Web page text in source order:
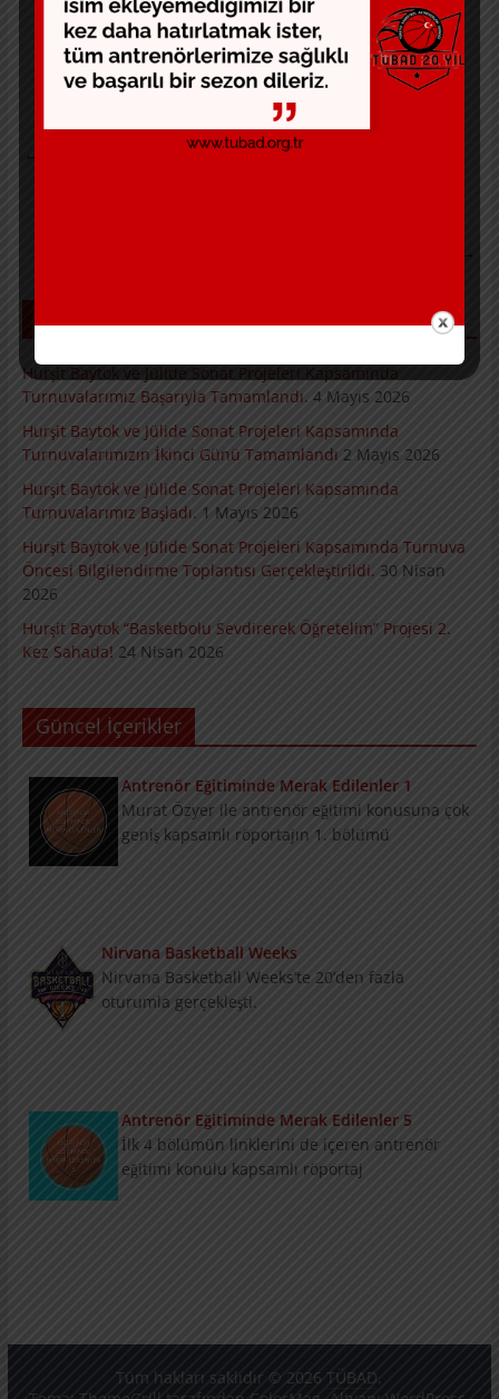
İlk toplantı tarihi sosyal medya hesaplarımızdan
duyurulacak
← Hayri Solmaz (Mart 2004)
→
Hurşit Baytok ve Jülide Sonat Projeleri Kapsamında
Turnuvalarımız Başarıyla Tamamlandı. 4 Mayıs 2026
Hurşit Baytok ve Jülide Sonat Projeleri Kapsamında
Turnuvalarımızın İkinci Günü Tamamlandı 2 Mayıs 2026
Hurşit Baytok ve Jülide Sonat Projeleri Kapsamında
Turnuvalarımız Başladı. 1 Mayıs 2026
Hurşit Baytok ve Jülide Sonat Projeleri Kapsamında Turnuva
Öncesi Bilgilendirme Toplantısı Gerçekleştirildi. 30 Nisan
2026
Hurşit Baytok “Basketbolu Sevdirerek Öğretelim” Projesi 2.
Kez Sahada! 24 Nisan 2026
Güncel İçerikler
Antrenör Eğitiminde Merak Edilenler 1
Murat Özyer ile antrenör eğitimi konusuna çok
geniş kapsamlı röportajın 1. bölümü
Nirvana Basketball Weeks
Nirvana Basketball Weeks’te 20’den fazla
oturumla gerçekleşti.
Antrenör Eğitiminde Merak Edilenler 5
İlk 4 bölümün linklerini de içeren antrenör
eğitimi konulu kapsamlı röportaj
Cosmopolitan Hotel’de gerçekleşti.
Tüm hakları saklıdır © 2026TÜBAD